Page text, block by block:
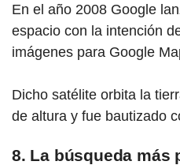
En el año 2008 Google
espacio con la intención
imágenes para Google
Dicho satélite orbita la
de altura y fue bautizado
8. La búsqueda más